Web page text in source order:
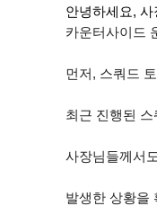
안녕하세요, 사
카운터사이드
먼저, 스쿼드
최근 진행된
사장님들께서
발생한 상황을